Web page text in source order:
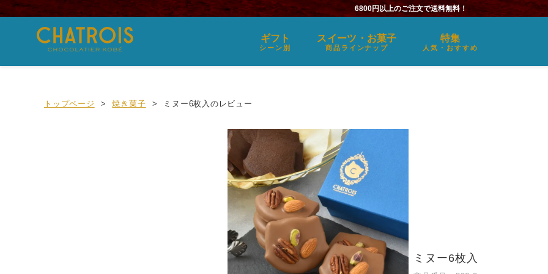
6800円以上のご注文で送料無料！
ギフト
シーン別
スイーツ・お菓子
商品ラインナップ
特集
人気・おすすめ
トップページ 焼き菓子 ミヌー6枚入のレビュー
ミヌー6枚入